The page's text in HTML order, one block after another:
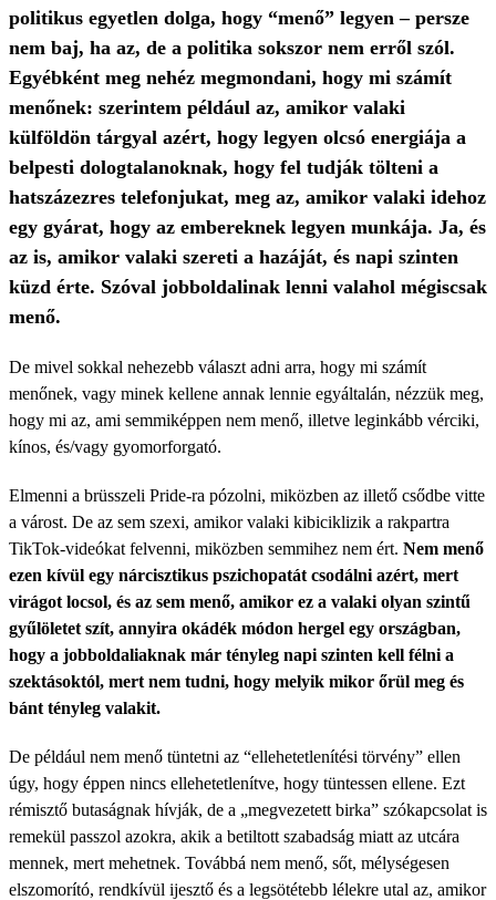
politikus egyetlen dolga, hogy “menő” legyen – persze
nem baj, ha az, de a politika sokszor nem erről szól.
Egyébként meg nehéz megmondani, hogy mi számít
menőnek: szerintem például az, amikor valaki
külföldön tárgyal azért, hogy legyen olcsó energiája a
belpesti dologtalanoknak, hogy fel tudják tölteni a
hatszázezres telefonjukat, meg az, amikor valaki idehoz
egy gyárat, hogy az embereknek legyen munkája. Ja, és
az is, amikor valaki szereti a hazáját, és napi szinten
küzd érte. Szóval jobboldalinak lenni valahol mégiscsak
menő.
De mivel sokkal nehezebb választ adni arra, hogy mi számít
menőnek, vagy minek kellene annak lennie egyáltalán, nézzük meg,
hogy mi az, ami semmiképpen nem menő, illetve leginkább vérciki,
kínos, és/vagy gyomorforgató.
Elmenni a brüsszeli Pride-ra pózolni, miközben az illető csődbe vitte
a várost. De az sem szexi, amikor valaki kibiciklizik a rakpartra
TikTok-videókat felvenni, miközben semmihez nem ért. Nem menő
ezen kívül egy nárcisztikus pszichopatát csodálni azért, mert
virágot locsol, és az sem menő, amikor ez a valaki olyan szintű
gyűlöletet szít, annyira okádék módon hergel egy országban,
hogy a jobboldaliaknak már tényleg napi szinten kell félni a
szektásoktól, mert nem tudni, hogy melyik mikor őrül meg és
bánt tényleg valakit.
De például nem menő tüntetni az “ellehetetlenítési törvény” ellen
úgy, hogy éppen nincs ellehetetlenítve, hogy tüntessen ellene. Ezt
rémisztő butaságnak hívják, de a „megvezetett birka” szókapcsolat is
remekül passzol azokra, akik a betiltott szabadság miatt az utcára
mennek, mert mehetnek. Továbbá nem menő, sőt, mélységesen
elszomorító, rendkívül ijesztő és a legsötétebb lélekre utal az, amikor